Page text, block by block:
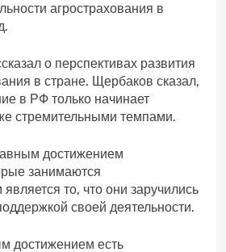
агрострахования в
о перспективах развития
в стране. Щербаков сказал,
в РФ только начинает
стремительными темпами.
достижением
занимаются
то, что они заручились
своей деятельности.
достижением есть